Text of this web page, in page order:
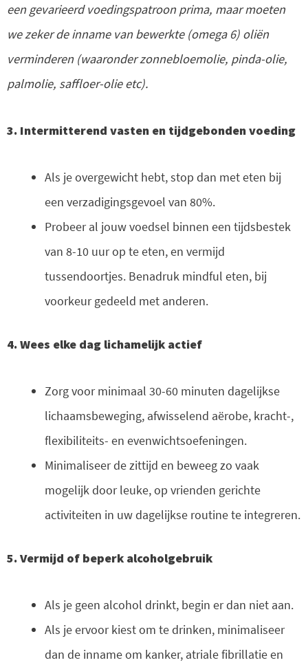
een gevarieerd voedingspatroon prima, maar moeten
we zeker de inname van bewerkte (omega 6) oliën
verminderen (waaronder zonnebloemolie, pinda-olie,
palmolie, saffloer-olie etc).
3. Intermitterend vasten en tijdgebonden voeding
Als je overgewicht hebt, stop dan met eten bij
een verzadigingsgevoel van 80%.
Probeer al jouw voedsel binnen een tijdsbestek
van 8-10 uur op te eten, en vermijd
tussendoortjes. Benadruk mindful eten, bij
voorkeur gedeeld met anderen.
4. Wees elke dag lichamelijk actief
Zorg voor minimaal 30-60 minuten dagelijkse
lichaamsbeweging, afwisselend aërobe, kracht-,
flexibiliteits- en evenwichtsoefeningen.
Minimaliseer de zittijd en beweeg zo vaak
mogelijk door leuke, op vrienden gerichte
activiteiten in uw dagelijkse routine te integreren.
5. Vermijd of beperk alcoholgebruik
Als je geen alcohol drinkt, begin er dan niet aan.
Als je ervoor kiest om te drinken, minimaliseer
dan de inname om kanker, atriale fibrillatie en